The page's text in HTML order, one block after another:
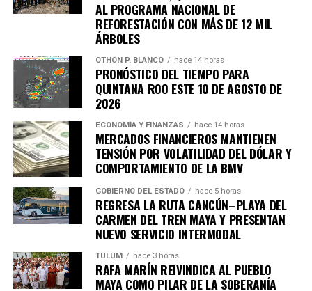
importantes de Quintana Roo directamente
en tu teléfono.
Unirme al canal de WhatsApp
AL PROGRAMA NACIONAL DE
REFORESTACIÓN CON MÁS DE 12 MIL
ÁRBOLES
OTHON P. BLANCO hace 14 horas
PRONÓSTICO DEL TIEMPO PARA
QUINTANA ROO ESTE 10 DE AGOSTO DE
2026
ECONOMÍA Y FINANZAS hace 14 horas
MERCADOS FINANCIEROS MANTIENEN
TENSIÓN POR VOLATILIDAD DEL DÓLAR Y
COMPORTAMIENTO DE LA BMV
GOBIERNO DEL ESTADO hace 5 horas
REGRESA LA RUTA CANCÚN–PLAYA DEL
CARMEN DEL TREN MAYA Y PRESENTAN
NUEVO SERVICIO INTERMODAL
TULUM hace 3 horas
RAFA MARÍN REIVINDICA AL PUEBLO
MAYA COMO PILAR DE LA SOBERANÍA